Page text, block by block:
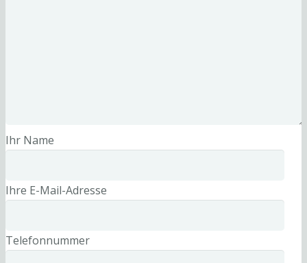
Ihr Name
Ihre E-Mail-Adresse
Telefonnummer